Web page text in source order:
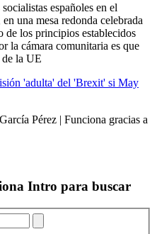
españoles en el
una mesa redonda celebrada
de los principios establecidos
la cámara comunitaria es que
de la UE
'adulta' del 'Brexit' si May
Pérez | Funciona gracias a
Intro para buscar